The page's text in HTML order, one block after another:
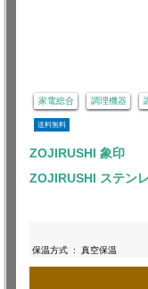
家電総合 調理機器
送料無料
ZOJIRUSHI 象印
ZOJIRUSHI ステン
保温方式 : 真空保温